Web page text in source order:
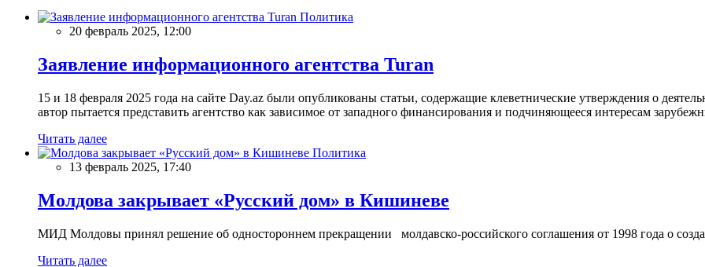
Политика
20 февраль 2025, 12:00
Заявление информационного агентства Turan
15 и 18 февраля 2025 года на сайте Day.az были опубликованы статьи, содержащие клеветнические утверждения о
автор пытается представить агентство как зависимое от западного финансирования и подчиняющееся интересам
Читать далее
Политика
13 февраль 2025, 17:40
Молдова закрывает «Русский дом» в Кишиневе
МИД Молдовы принял решение об одностороннем прекращении молдавско-российского соглашения от 1998 года о
Читать далее